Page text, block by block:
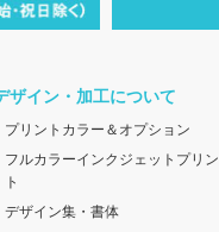
ザイン・加工について
プリントカラー＆オプション
フルカラーインクジェットプリン
ト
デザイン集・書体